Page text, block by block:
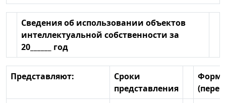
Сведения об использовании объектов
интеллектуальной собственности за
20______ год
Представляют:
Сроки
представления